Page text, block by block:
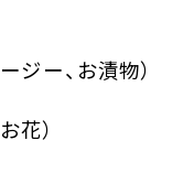
ジー、お漬物）
花）